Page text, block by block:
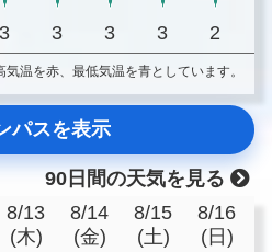
3 3 3 3 2
温を赤、最低気温を青としています。
パスを表示
90日間の天気を見る
8/13
(木)
8/14
(金)
8/15
(土)
8/16
(日)